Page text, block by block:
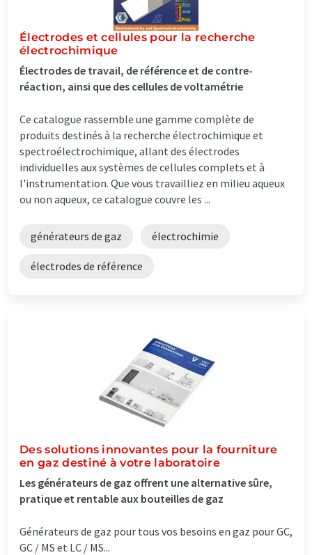
Électrodes et cellules pour la recherche
électrochimique
Électrodes de travail, de référence et de contre-
réaction, ainsi que des cellules de voltamétrie
Ce catalogue rassemble une gamme complète de
produits destinés à la recherche électrochimique et
spectroélectrochimique, allant des électrodes
individuelles aux systèmes de cellules complets et à
l'instrumentation. Que vous travailliez en milieu aqueux
ou non aqueux, ce catalogue couvre les ...
générateurs de gaz électrochimie
électrodes de référence
Des solutions innovantes pour la fourniture
en gaz destiné à votre laboratoire
Les générateurs de gaz offrent une alternative sûre,
pratique et rentable aux bouteilles de gaz
Générateurs de gaz pour tous vos besoins en gaz pour GC,
GC / MS et LC / MS...